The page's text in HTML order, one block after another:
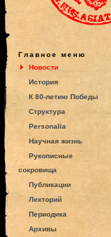
Главное меню
Новости
История
К 80-летию Победы
Структура
Personalia
Научная жизнь
Рукописные
сокровища
Публикации
Лекторий
Периодика
Архивы